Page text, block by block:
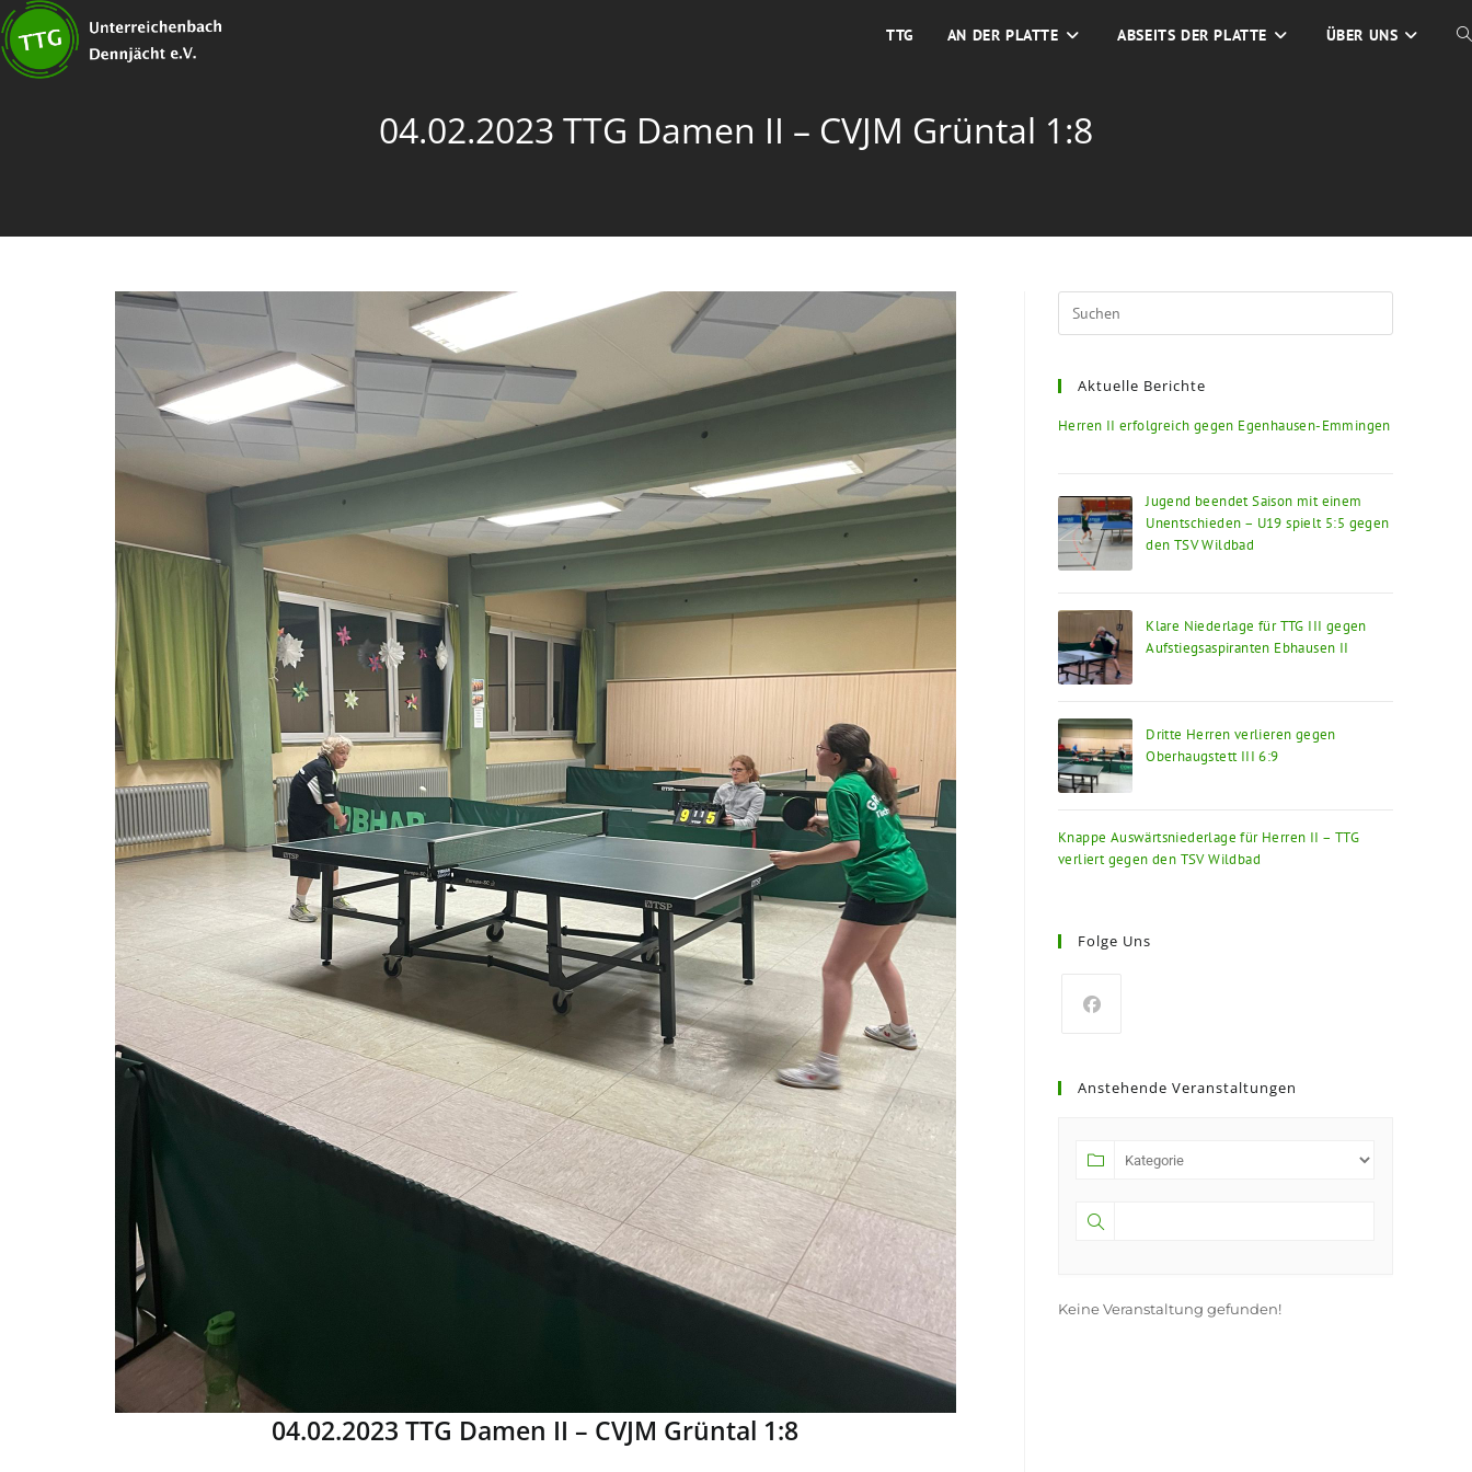
TTG AN DER PLATTE ABSEITS DER PLATTE ÜBER UNS
04.02.2023 TTG Damen II – CVJM Grüntal 1:8
04.02.2023 TTG Damen II – CVJM Grüntal 1:8
Aktuelle Berichte
Herren II erfolgreich gegen Egenhausen-Emmingen
Jugend beendet Saison mit einem
Unentschieden – U19 spielt 5:5 gegen
den TSV Wildbad
Klare Niederlage für TTG III gegen
Aufstiegsaspiranten Ebhausen II
Dritte Herren verlieren gegen
Oberhaugstett III 6:9
Knappe Auswärtsniederlage für Herren II – TTG
verliert gegen den TSV Wildbad
Folge Uns
Anstehende Veranstaltungen
Keine Veranstaltung gefunden!